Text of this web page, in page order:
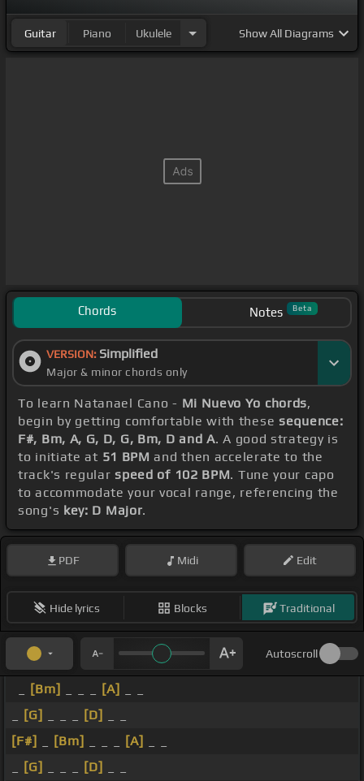
Guitar Piano Ukulele ShowAll Diagrams
Chords Notes Beta
VERSION: Simplified
Major & minor chords only
To learn Natanael Cano - Mi Nuevo Yo chords,
begin by getting comfortable with thesesequence:
F#, Bm, A, G, D, G, Bm, D and A. A good strategy is
to initiate at 51 BPM and then accelerate to the
track's regularspeed of 102 BPM. Tune your capo
to accommodate your vocal range, referencing the
song's key: D Major.
PDF Midi Edit
Hide lyrics Blocks Traditional
Autoscroll
[Bm] [A]
[G] [D]
[F#]
[Bm] [A]
[G] [D]